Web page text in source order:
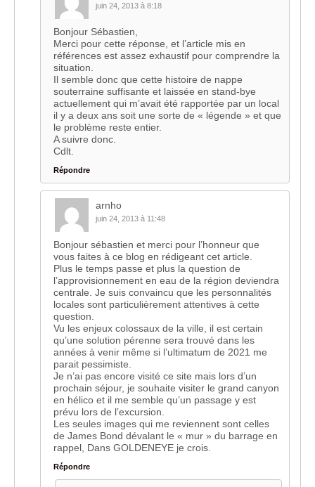
juin 24, 2013 à 8:18
Bonjour Sébastien,
Merci pour cette réponse, et l’article mis en
références est assez exhaustif pour comprendre la
situation.
Il semble donc que cette histoire de nappe
souterraine suffisante et laissée en stand-bye
actuellement qui m’avait été rapportée par un local
il y a deux ans soit une sorte de « légende » et que
le problème reste entier.
A suivre donc.
Cdlt.
Répondre
arnho
juin 24, 2013 à 11:48
Bonjour sébastien et merci pour l’honneur que
vous faites à ce blog en rédigeant cet article.
Plus le temps passe et plus la question de
l’approvisionnement en eau de la région deviendra
centrale. Je suis convaincu que les personnalités
locales sont particulièrement attentives à cette
question.
Vu les enjeux colossaux de la ville, il est certain
qu’une solution pérenne sera trouvé dans les
années à venir même si l’ultimatum de 2021 me
parait pessimiste.
Je n’ai pas encore visité ce site mais lors d’un
prochain séjour, je souhaite visiter le grand canyon
en hélico et il me semble qu’un passage y est
prévu lors de l’excursion.
Les seules images qui me reviennent sont celles
de James Bond dévalant le « mur » du barrage en
rappel, Dans GOLDENEYE je crois.
Répondre